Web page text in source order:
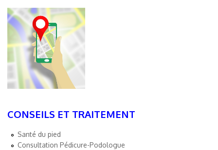
CONSEILS ET TRAITEMENT
Santé du pied
Consultation Pédicure-Podologue